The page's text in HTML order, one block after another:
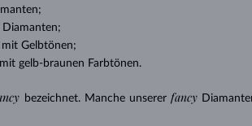
Gelbtönen;
gelb-braunen Farbtönen.
bezeichnet. Manche unserer fancy